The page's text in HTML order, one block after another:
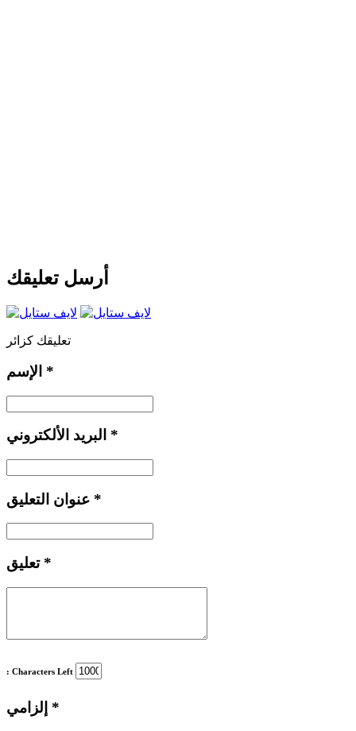
أرسل تعليقك
تعليقك كزائر
*
*
*
تعليق *
: Characters Left
*